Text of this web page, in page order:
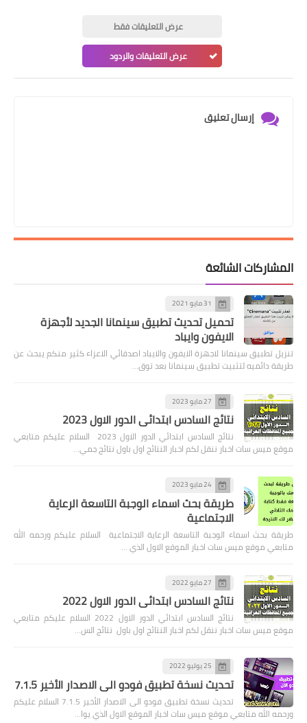
عرض التعليقات فقط
عرض التعليقات والردود
إرسال تعليق
المشاركات الشائعة
31 مايو 2021
تحميل تحديث تطبيق سينمانا الجديد لأجهزة
الايفون وايباد
تنزيل تطبيق سينمانا لاجهزة الايفون والايباد اصدقائي الاعزاء كثير منكم يبحث عن
طريقة دائميه لتثبيت تطبيق سينمانا بعد توق…
27 مايو 2023
نتائج السادس ابتدائي الدور الاول 2023
نتائج السادس ابتدائي الدور الاول 2023 السلام عليكم متابعي
موقع ميس سات اخبار ننقل لكم اخبار النتائج اول باول نتائج جمي…
24 مايو 2023
طريقة بحث اسماء الوجبة التاسعة الرعاية
الاجتماعية
طريقة بحث اسماء الوجبة التاسعة الرعاية الاجتماعية السلام عليكم ورحمه الله
متابعي موقع ميس سات اخبار الموقع الاول الذي …
27 مايو 2022
نتائج السادس ابتدائي الدور الاول 2022
نتائج السادس ابتدائي الدور الاول 2022 السلام عليكم متابعي
موقع ميس سات اخبار ننقل لكم اخبار النتائج اول باول نتائج الس…
25 يوليو 2022
تحديث نسخة تطبيق فودو الى الاصدار الأخير 7.1.5
تحديث نسخة تطبيق فودو الى الاصدار الأخير 7.1.5 السلام عليكم
ورحمه الله متابعي موقع ميس سات اخبار الموقع الاول الذي يوا…